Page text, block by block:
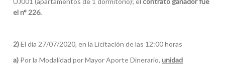
el n° 226.
2)El día 27/07/2020, en la Licitación de las 12:00 horas
a) Por la Modalidad por Mayor Aporte Dinerario,unidad